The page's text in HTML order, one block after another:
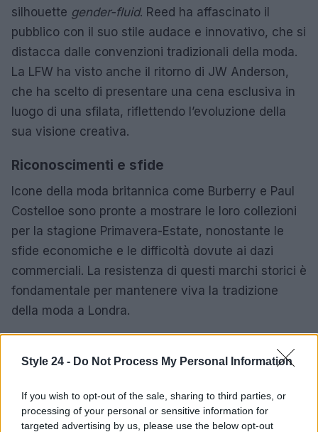
Style 24 - Do Not Process My Personal Information
If you wish to opt-out of the sale, sharing to third parties, or
processing of your personal or sensitive information for
targeted advertising by us, please use the below opt-out
silhouette gender-fluid. Reed ha affascinato il
pubblico con il suo stile audace e innovativo, che si
distacca dalle convenzioni tradizionali della moda.
La LFW ha visto anche il ritorno di JW Anderson,
che ha scelto di presentare una cena esclusiva in
luogo di una sfilata, riflettendo l’evoluzione della
sua visione creativa.
Riconoscimenti e sfide
Icone della moda britannica come Burberry e Paul
Costelloe sono pronte a mostrare le loro collezioni
per la stagione Primavera-Estate, nonostante le
sfide economiche e le difficoltà dovute ai dazi
commerciali. La resistenza di questi marchi storici è
fondamentale per mantenere viva la tradizione
della moda a Londra.
London Fashion Week mira a riaffermare il suo
del BFC non solo sostiene i talenti emergenti, ma
invita anche il mondo a guardare nuovamente